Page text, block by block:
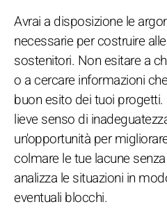
Avrai a disposizione le
necessarie per costruire
sostenitori. Non esitare a
o a cercare informazioni
buon esito dei tuoi
lieve senso di
un'opportunità per
colmare le tue lacune
analizza le situazioni in
eventuali blocchi.